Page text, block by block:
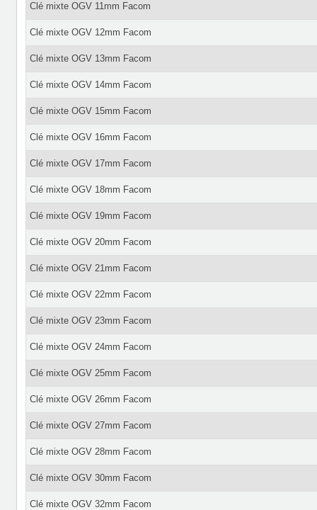
Clé mixte OGV 11mm Facom
Clé mixte OGV 12mm Facom
Clé mixte OGV 13mm Facom
Clé mixte OGV 14mm Facom
Clé mixte OGV 15mm Facom
Clé mixte OGV 16mm Facom
Clé mixte OGV 17mm Facom
Clé mixte OGV 18mm Facom
Clé mixte OGV 19mm Facom
Clé mixte OGV 20mm Facom
Clé mixte OGV 21mm Facom
Clé mixte OGV 22mm Facom
Clé mixte OGV 23mm Facom
Clé mixte OGV 24mm Facom
Clé mixte OGV 25mm Facom
Clé mixte OGV 26mm Facom
Clé mixte OGV 27mm Facom
Clé mixte OGV 28mm Facom
Clé mixte OGV 30mm Facom
Clé mixte OGV 32mm Facom